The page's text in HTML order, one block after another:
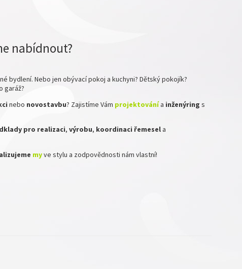
nabídnout?
bydlení. Nebo jen obývací pokoj a kuchyni? Dětský pokojík?
garáž?
nebo novostavbu? Zajistíme Vám projektovánía inženýring s
pro realizaci, výrobu, koordinaci řemesel a
myve stylu a zodpovědnosti nám vlastní!